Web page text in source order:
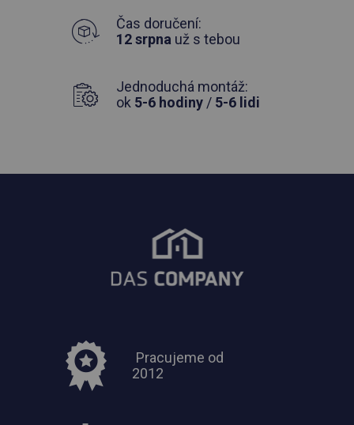
Čas doručení:
12 srpna už s tebou
Jednoduchá montáž:
ok 5-6 hodiny / 5-6 lidi
Pracujeme od
2012